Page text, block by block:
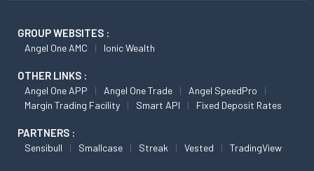
GROUP WEBSITES :
Angel One AMC Ionic Wealth
OTHER LINKS :
Angel One APP Angel One Trade
Angel SpeedPro
Margin Trading Facility
Smart API Fixed Deposit Rates
PARTNERS :
Sensibull Smallcase Streak Vested TradingView